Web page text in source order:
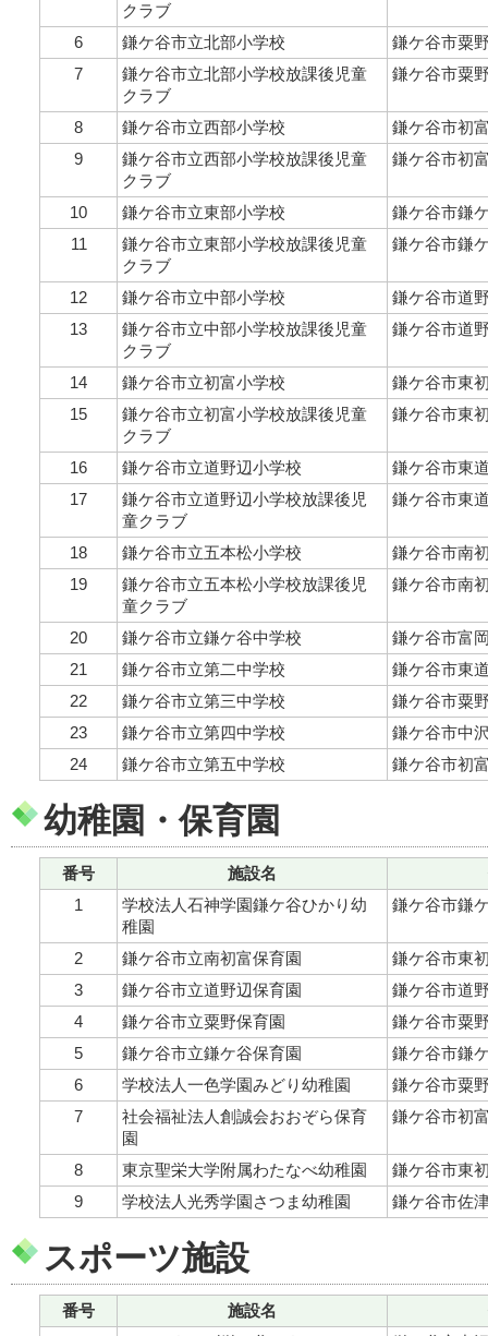
クラブ
6 鎌ケ谷市立北部小学校
鎌ケ谷市粟
7
鎌ケ谷市立北部小学校放課後児童
クラブ
鎌ケ谷市粟
8 鎌ケ谷市立西部小学校
鎌ケ谷市初
9
鎌ケ谷市立西部小学校放課後児童
クラブ
鎌ケ谷市初
10 鎌ケ谷市立東部小学校
鎌ケ谷市鎌
11
鎌ケ谷市立東部小学校放課後児童
クラブ
鎌ケ谷市鎌
12 鎌ケ谷市立中部小学校
鎌ケ谷市道
13
鎌ケ谷市立中部小学校放課後児童
クラブ
鎌ケ谷市道
14 鎌ケ谷市立初富小学校
鎌ケ谷市東
15
鎌ケ谷市立初富小学校放課後児童
クラブ
鎌ケ谷市東
16 鎌ケ谷市立道野辺小学校
鎌ケ谷市東
17
鎌ケ谷市立道野辺小学校放課後児
童クラブ
鎌ケ谷市東
18 鎌ケ谷市立五本松小学校
鎌ケ谷市南
19
鎌ケ谷市立五本松小学校放課後児
童クラブ
鎌ケ谷市南
20 鎌ケ谷市立鎌ケ谷中学校
鎌ケ谷市富
21
鎌ケ谷市立第二中学校
鎌ケ谷市東
22
鎌ケ谷市立第三中学校
鎌ケ谷市粟
23
鎌ケ谷市立第四中学校
鎌ケ谷市中
24
鎌ケ谷市立第五中学校 鎌ケ谷市初
幼稚園・保育園
番号
施設名
1
学校法人石神学園鎌ケ谷ひかり幼
稚園
鎌ケ谷市鎌
2 鎌ケ谷市立南初富保育園
鎌ケ谷市東
3
鎌ケ谷市立道野辺保育園
鎌ケ谷市道
4
鎌ケ谷市立粟野保育園
鎌ケ谷市粟
5
鎌ケ谷市立鎌ケ谷保育園
鎌ケ谷市鎌
6
学校法人一色学園みどり幼稚園
鎌ケ谷市粟
7
社会福祉法人創誠会おおぞら保育
園
鎌ケ谷市初
8 東京聖栄大学附属わたなべ幼稚園
鎌ケ谷市東
9
学校法人光秀学園さつま幼稚園 鎌ケ谷市佐
スポーツ施設
番号
施設名